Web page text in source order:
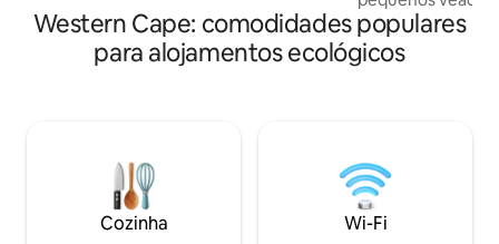
levam ao lounge onde bebidas e
refeições são compartilhadas ao ar livre
ou perto de uma lareira que aquecerá
refeições, atividades e tratamentos de
spa são por sua própria conta. Não são
permitidas crianças menores de 4 anos
estúdio
autossuficiente
com banheiro
acima, aprecie a
experiência do
pescadora. A
privativa. DStv
Western Cape: comodidades populares
para alojamentos ecológicos
Cozinha Wi-Fi